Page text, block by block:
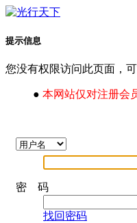
提示信息
您没有权限访问此页面，
● 本网站仅对注册会
密 码
找回密码